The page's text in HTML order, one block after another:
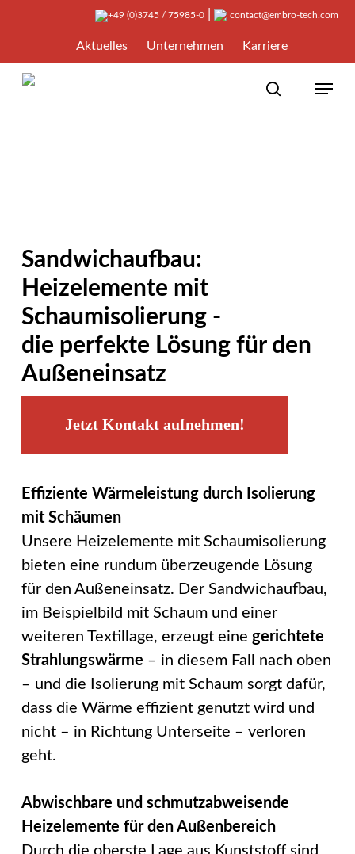
content
+49 (0)3745 / 75985-0| contact@embro-tech.com
Aktuelles Unternehmen Karriere
search
Menu
Sandwichaufbau:
Heizelemente mit
Schaumisolierung -
die perfekte Lösung für den
Außeneinsatz
Jetzt Kontakt aufnehmen!
Effiziente Wärmeleistung durch Isolierung
mit Schäumen
Unsere Heizelemente mit Schaumisolierung
bieten eine rundum überzeugende Lösung
für den Außeneinsatz. Der Sandwichaufbau,
im Beispielbild mit Schaum und einer
weiteren Textillage, erzeugt eine gerichtete
Strahlungswärme – in diesem Fall nach oben
– und die Isolierung mit Schaum sorgt dafür,
dass die Wärme effizient genutzt wird und
nicht – in Richtung Unterseite – verloren
geht.
Abwischbare und schmutzabweisende
Heizelemente für den Außenbereich